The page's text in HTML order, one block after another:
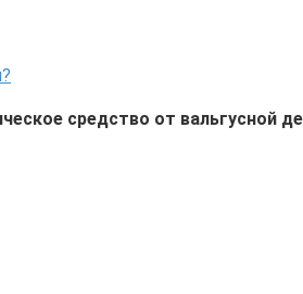
средство от вальгусной